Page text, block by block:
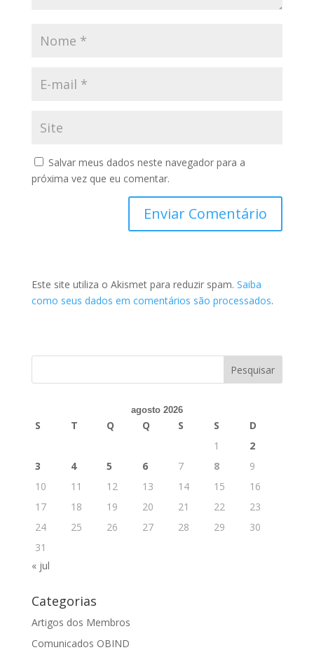
Salvar meus dados neste navegador para a
próxima vez que eu comentar.
Este site utiliza o Akismet para reduzir spam. Saiba
como seus dados em comentários são processados.
agosto 2026
S T Q Q S S
D
1
2
3
4 5 6 7 8
9
10
11 12 13 14 15
16
17
18 19 20 21 22
23
24
25 26 27 28 29
30
31
« jul
Categorias
Artigos dos Membros
Comunicados OBIND